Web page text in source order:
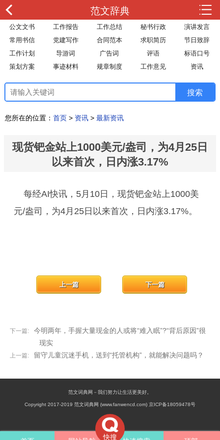
范文辞典
公文文书 工作报告 工作总结 秘书行政
演讲发言
常用书信
党建写作 合同范本 求职简历
节日致辞
工作计划
导游词 广告词 评语
标语口号
策划方案
事迹材料 规章制度 工作意见 资讯
您所在的位置： 首页 > 资讯 > 最新资讯
现货钯金站上1000美元/盎司，为4月25日
以来首次，日内涨3.17%
每经AI快讯，5月10日，现货钯金站上1000美
元/盎司，为4月25日以来首次，日内涨3.17%。
下一篇:
今明两年，手握大量现金的人或将“难入眠”?“背后原因”很
现实
下一篇
上一篇: 留守儿童沉迷手机，送到“托管机构”，就能解决问题吗？
上一篇
快搜
范文词典网－我们努力让生活更美好。
Copyright 2017-2019 范文词典网 (www.fanwencd.com) 京ICP备18059478号